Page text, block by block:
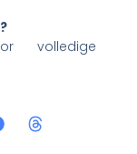
volledige